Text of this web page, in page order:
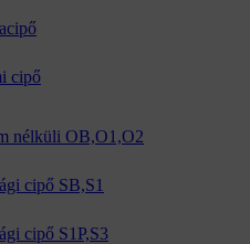
cipő
nélküli OB,O1,O2
cipő SB,S1
cipő S1P,S3